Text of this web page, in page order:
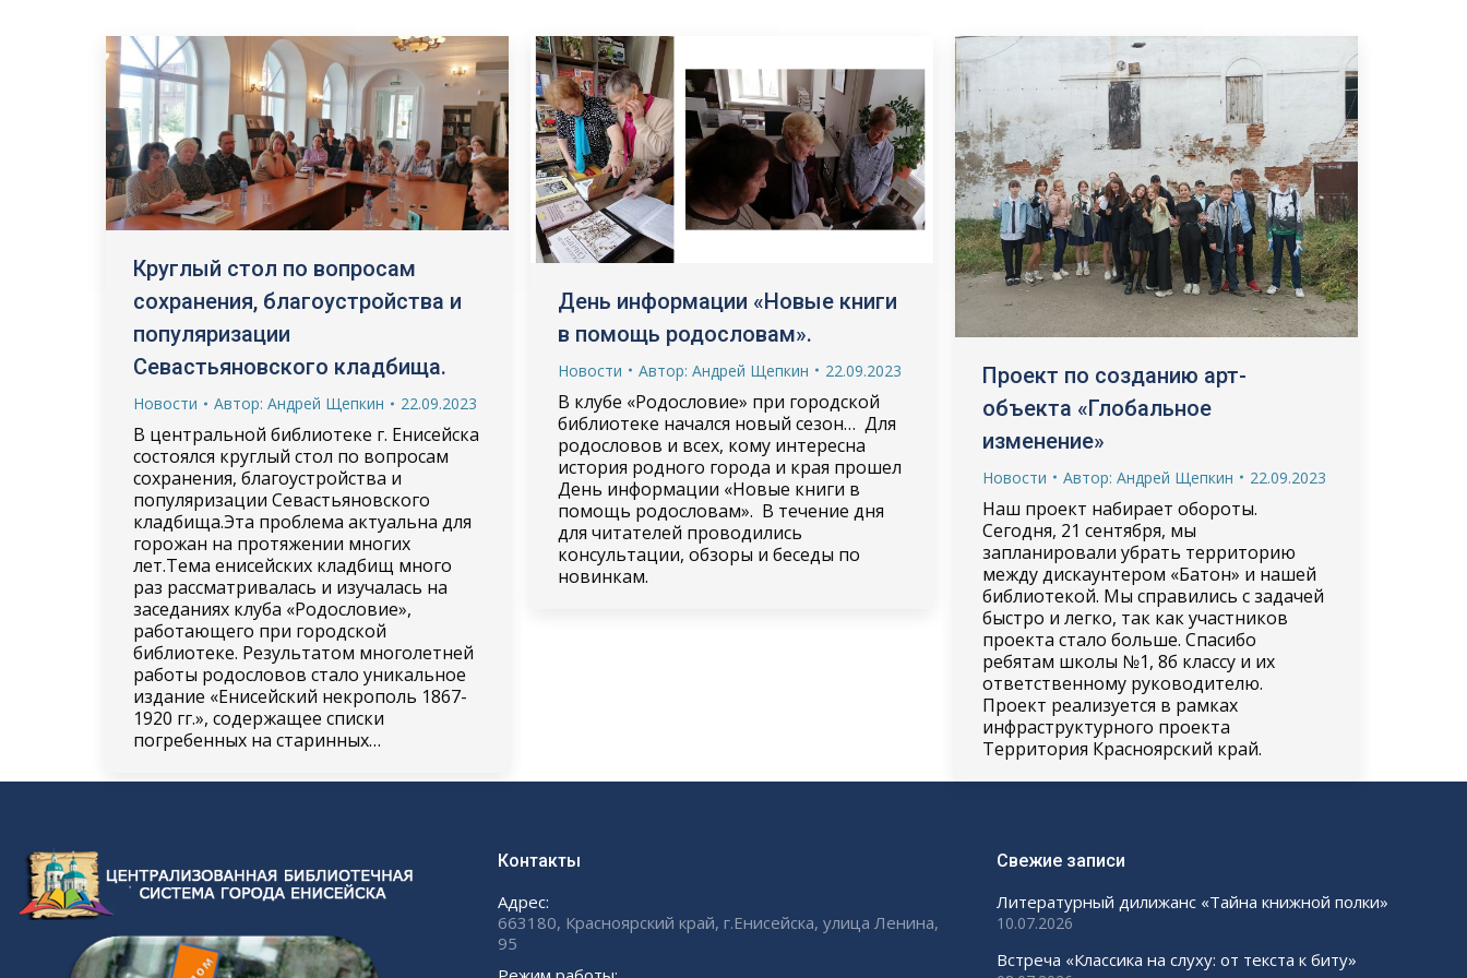
Круглый стол по вопросам
сохранения, благоустройства и
популяризации
Севастьяновского кладбища.
Новости Автор: Андрей Щепкин 22.09.2023
В центральной библиотеке г. Енисейска
состоялся круглый стол по вопросам
сохранения, благоустройства и
популяризации Севастьяновского
кладбища.Эта проблема актуальна для
горожан на протяжении многих
лет.Тема енисейских кладбищ много
раз рассматривалась и изучалась на
заседаниях клуба «Родословие»,
работающего при городской
библиотеке. Результатом многолетней
работы родословов стало уникальное
издание «Енисейский некрополь 1867-
1920 гг.», содержащее списки
погребенных на старинных…
День информации «Новые книги
в помощь родословам».
Новости Автор: Андрей Щепкин 22.09.2023
В клубе «Родословие» при городской
библиотеке начался новый сезон… Для
родословов и всех, кому интересна
история родного города и края прошел
День информации «Новые книги в
помощь родословам». В течение дня
для читателей проводились
консультации, обзоры и беседы по
новинкам.
Проект по созданию арт-
объекта «Глобальное
изменение»
Новости Автор: Андрей Щепкин 22.09.2023
Наш проект набирает обороты.
Сегодня, 21 сентября, мы
запланировали убрать территорию
между дискаунтером «Батон» и нашей
библиотекой. Мы справились с задачей
быстро и легко, так как участников
проекта стало больше. Спасибо
ребятам школы №1, 8б классу и их
ответственному руководителю.
Проект реализуется в рамках
инфраструктурного проекта
Территория Красноярский край.
Контакты
Адрес:
663180, Красноярский край, г.Енисейска, улица Ленина,
95
Свежие записи
Литературный дилижанс «Тайна книжной полки»
10.07.2026
Встреча «Классика на слуху: от текста к биту»